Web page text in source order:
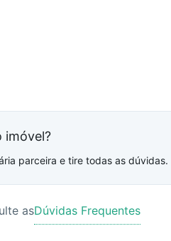
imóvel?
parceira e tire todas as dúvidas.
asDúvidas Frequentes